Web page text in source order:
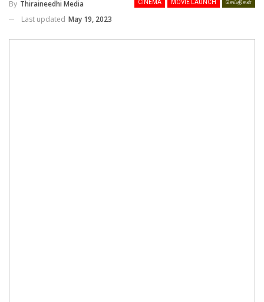
CINEMA MOVIE LAUNCH செய்திகள்
By Thiraineedhi Media
Last updated May 19, 2023